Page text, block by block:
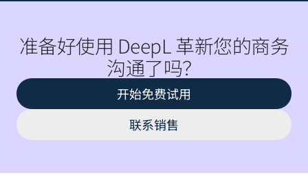
准备好使用 DeepL 革新您的商务
沟通了吗？
开始免费试用
联系销售